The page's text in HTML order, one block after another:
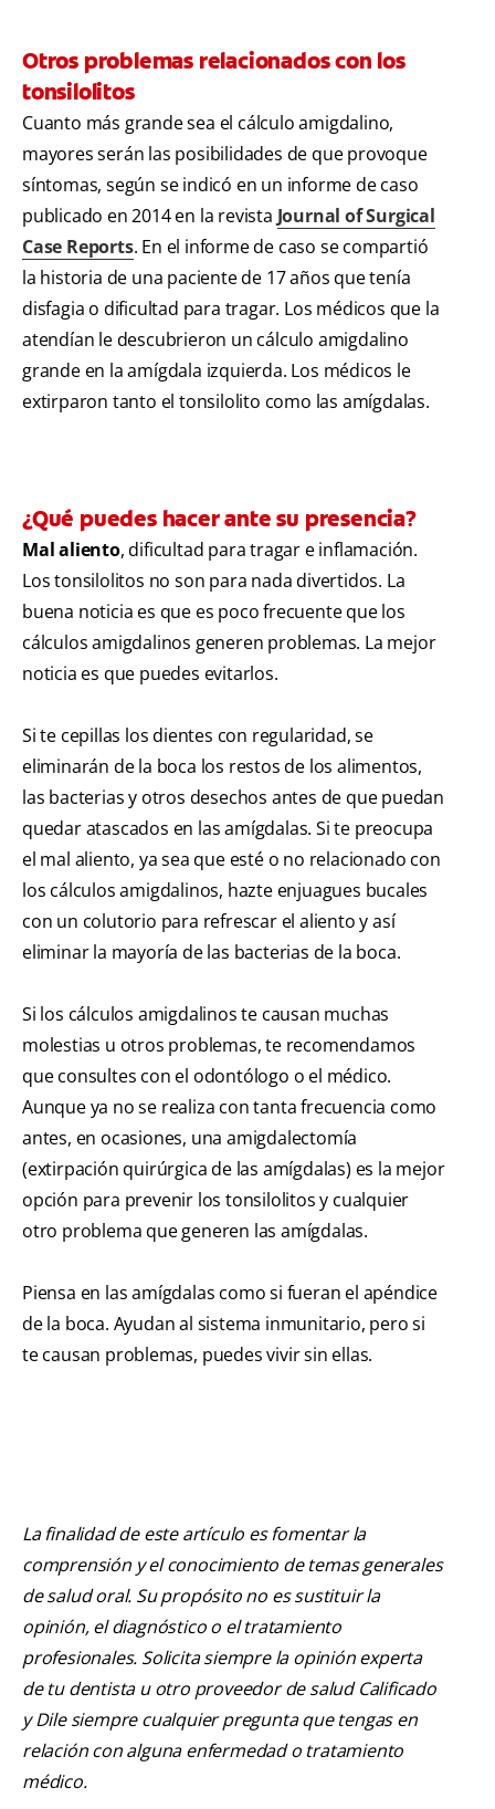
Otros problemas relacionados con los
tonsilolitos
Cuanto más grande sea el cálculo amigdalino,
mayores serán las posibilidades de que provoque
síntomas, según se indicó en un informe de caso
publicado en 2014 en la revista Journal of Surgical
Case Reports. En el informe de caso se compartió
la historia de una paciente de 17 años que tenía
disfagia o dificultad para tragar. Los médicos que la
atendían le descubrieron un cálculo amigdalino
grande en la amígdala izquierda. Los médicos le
extirparon tanto el tonsilolito como las amígdalas.
¿Qué puedes hacer ante su presencia?
Mal aliento, dificultad para tragar e inflamación.
Los tonsilolitos no son para nada divertidos. La
buena noticia es que es poco frecuente que los
cálculos amigdalinos generen problemas. La mejor
noticia es que puedes evitarlos.
Si te cepillas los dientes con regularidad, se
eliminarán de la boca los restos de los alimentos,
las bacterias y otros desechos antes de que puedan
quedar atascados en las amígdalas. Si te preocupa
el mal aliento, ya sea que esté o no relacionado con
los cálculos amigdalinos, hazte enjuagues bucales
con un colutorio para refrescar el aliento y así
eliminar la mayoría de las bacterias de la boca.
Si los cálculos amigdalinos te causan muchas
molestias u otros problemas, te recomendamos
que consultes con el odontólogo o el médico.
Aunque ya no se realiza con tanta frecuencia como
antes, en ocasiones, una amigdalectomía
(extirpación quirúrgica de las amígdalas) es la mejor
opción para prevenir los tonsilolitos y cualquier
otro problema que generen las amígdalas.
Piensa en las amígdalas como si fueran el apéndice
de la boca. Ayudan al sistema inmunitario, pero si
te causan problemas, puedes vivir sin ellas.
La finalidad de este artículo es fomentar la
comprensión y el conocimiento de temas generales
de salud oral. Su propósito no es sustituir la
opinión, el diagnóstico o el tratamiento
profesionales. Solicita siempre la opinión experta
de tu dentista u otro proveedor de salud Calificado
y Dile siempre cualquier pregunta que tengas en
relación con alguna enfermedad o tratamiento
médico.